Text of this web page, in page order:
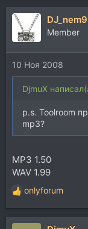
DJ_nem9
Member
10 Ноя 2008
DjmuX
p.s. Toolroom
mp3?
MP3 1.50
WAV 1.99
Р
е
а
onlyforum